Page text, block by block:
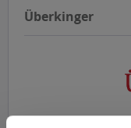
Überkinger